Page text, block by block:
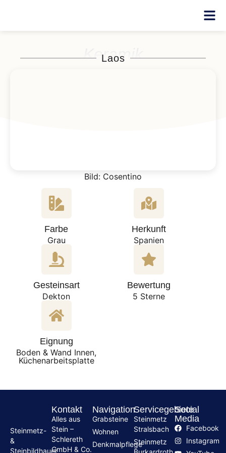
Keramik
Laos
Bild: Cosentino
Farbe
Grau
Herkunft
Spanien
Gesteinsart
Dekton
Bewertung
5 Sterne
Eignung
Boden & Wand Innen,
Küchenarbeitsplatte
Steinmetz-
&
Steinbildhauer
Kontakt
Alles aus
Stein –
Schlereth
GmbH & Co.
Navigation
Grabsteine
Wohnen
Denkmalpflege
Servicegebiete
Steinmetz
Stralsbach
Steinmetz
Social
Media
Facebook
Instagram